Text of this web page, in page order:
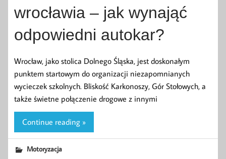
wrocławia – jak wynająć
odpowiedni autokar?
Wrocław, jako stolica Dolnego Śląska, jest doskonałym
punktem startowym do organizacji niezapomnianych
wycieczek szkolnych. Bliskość Karkonoszy, Gór Stołowych, a
także świetne połączenie drogowe z innymi
Continue reading »
Motoryzacja